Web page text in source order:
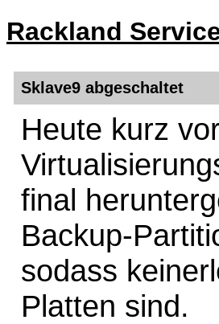
Rackland
Sklave9 abgeschaltet
Heute kurz
final
Backup-
sodass
Platten sind.